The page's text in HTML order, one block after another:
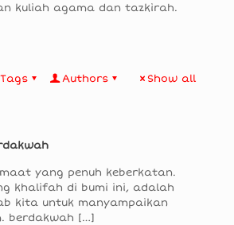
kuliah agama dan tazkirah.
Tags Authors Show all
yang penuh keberkatan.
khalifah di bumi ini, adalah
kita untuk manyampaikan
berdakwah […]